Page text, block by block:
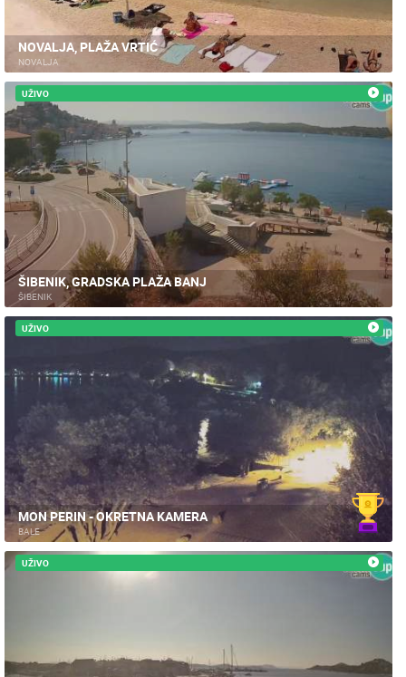
NOVALJA, PLAŽA VRTIĆ
NOVALJA
UŽIVO
ŠIBENIK, GRADSKA PLAŽA BANJ
ŠIBENIK
UŽIVO
MON PERIN - OKRETNA KAMERA
BALE
UŽIVO